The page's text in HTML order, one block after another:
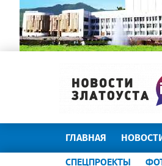
ГЛАВНАЯ
СПЕЦПРОЕКТЫ